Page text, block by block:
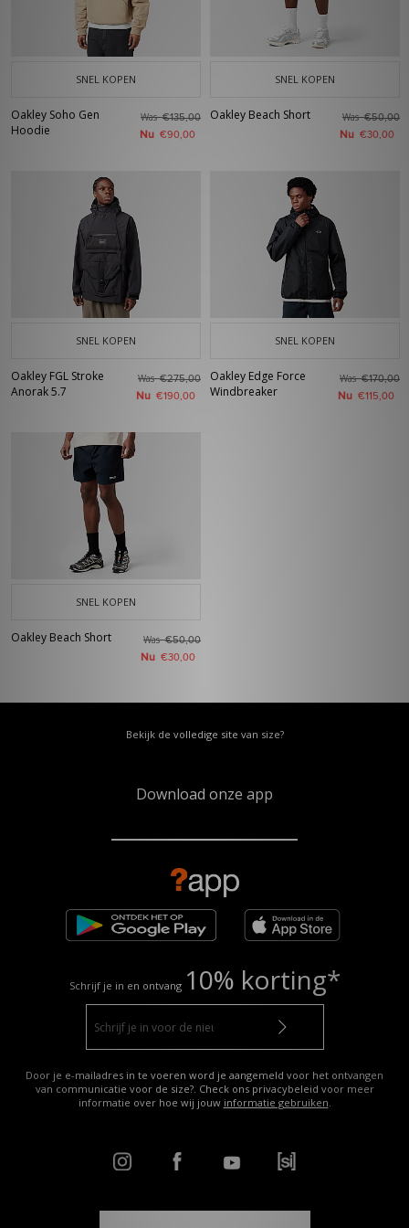
SNEL KOPEN
Oakley Soho Gen
Hoodie
Was€135,00
Nu €90,00
SNEL KOPEN
Oakley Beach Short Was€50,00
Nu €30,00
SNEL KOPEN
Oakley FGL Stroke
Anorak 5.7
Was€275,00
Nu €190,00
SNEL KOPEN
Oakley Edge Force
Windbreaker
Was€170,00
Nu €115,00
SNEL KOPEN
Oakley Beach Short Was€50,00
Nu €30,00
Bekijk de volledige site van size?
Download onze app
Schrijf je in en ontvang 10% korting*
Door je e-mailadres in te voeren word je aangemeld voor het ontvangen
van communicatie voor de size?. Check ons privacybeleid voor meer
informatie over hoe wij jouw informatie gebruiken.